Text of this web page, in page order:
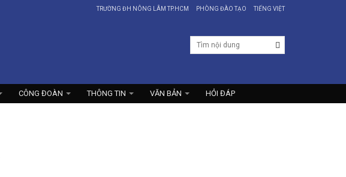
TRƯỜNG ĐH NÔNG LÂM TP.HCM PHÒNG ĐÀO TẠO TIẾNG VIỆT
CÔNG ĐOÀN THÔNG TIN VĂN BẢN HỎI ĐÁP